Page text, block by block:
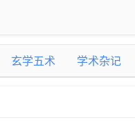
玄学五术 学术杂记